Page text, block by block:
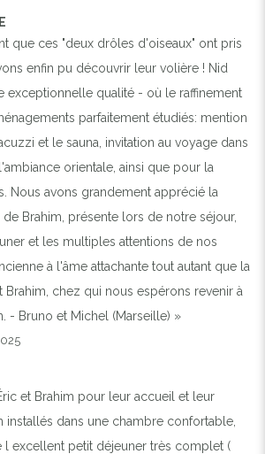
que ces "deux drôles d'oiseaux" ont pris
enfin pu découvrir leur volière ! Nid
exceptionnelle qualité - où le raffinement
parfaitement étudiés: mention
et le sauna, invitation au voyage dans
orientale, ainsi que pour la
Nous avons grandement apprécié la
Brahim, présente lors de notre séjour,
et les multiples attentions de nos
à l'âme attachante tout autant que la
Brahim, chez qui nous espérons revenir à
- Bruno et Michel (Marseille) »
et Brahim pour leur accueil et leur
installés dans une chambre confortable,
l excellent petit déjeuner très complet (